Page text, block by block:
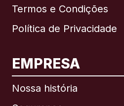
Termos e Condições
Política de Privacidade
EMPRESA
Nossa história